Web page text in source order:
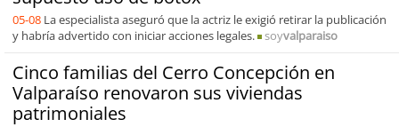
05-08 La especialista aseguró que la actriz le exigió retirar la publicación
y habría advertido con iniciar acciones legales.
soyvalparaiso
Cinco familias del Cerro Concepción en
Valparaíso renovaron sus viviendas
patrimoniales